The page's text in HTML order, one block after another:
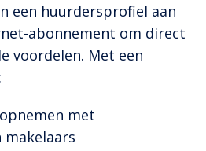
een huurdersprofiel aan
abonnement om direct
voordelen. Met een
met